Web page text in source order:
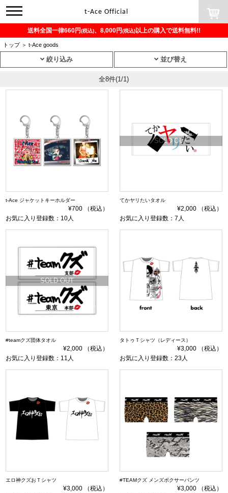
toggle
navigation
t-Ace Official
送料全国一律660円(税込)、8,000円(税込)以上の購入で送料無料!!
トップ ＞ t-Ace goods
絞り込み 並び替え
全8件(1/1)
t-Ace ジャケットキーホルダー
¥700 （税込）
お気に入り登録数：10人
SOLD OUT
てかヤリたいタオル
¥2,000 （税込）
お気に入り登録数：7人
SOLD OUT
#teamクズ団体タオル
¥2,000 （税込）
お気に入り登録数：11人
タトゥＴシャツ（レディース）
¥3,000 （税込）
お気に入り登録数：23人
エロ神クズおＴシャツ
¥3,000 （税込）
#TEAMクズ メンズボクサーパンツ
¥3,000 （税込）